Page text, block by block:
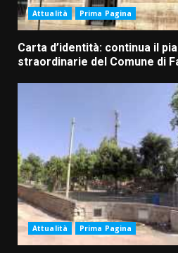
Attualità Prima Pagina
Carta d’identità: continua il
straordinarie del Comune di
Attualità Prima Pagina